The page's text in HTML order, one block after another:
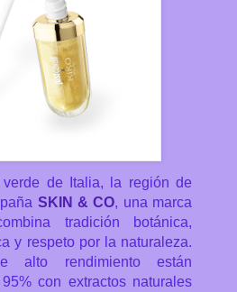
de Italia, la región de
SKIN & CO, una marca
tradición botánica,
y respeto por la naturaleza.
alto rendimiento están
con extractos naturales